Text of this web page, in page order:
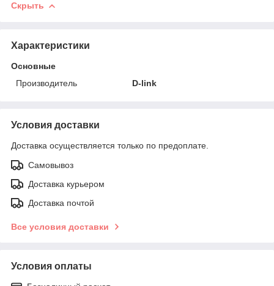
Скрыть
Характеристики
Основные
Производитель
D-link
Условия доставки
Доставка осуществляется только по предоплате.
Самовывоз
Доставка курьером
Доставка почтой
Все условия доставки
Условия оплаты